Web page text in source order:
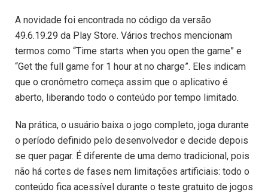
A novidade foi encontrada no código da versão
49.6.19.29 da Play Store. Vários trechos mencionam
termos como “Time starts when you open the game” e
“Get the full game for 1 hour at no charge”. Eles indicam
que o cronômetro começa assim que o aplicativo é
aberto, liberando todo o conteúdo por tempo limitado.
Na prática, o usuário baixa o jogo completo, joga durante
o período definido pelo desenvolvedor e decide depois
se quer pagar. É diferente de uma demo tradicional, pois
não há cortes de fases nem limitações artificiais: todo o
conteúdo fica acessível durante o teste gratuito de jogos